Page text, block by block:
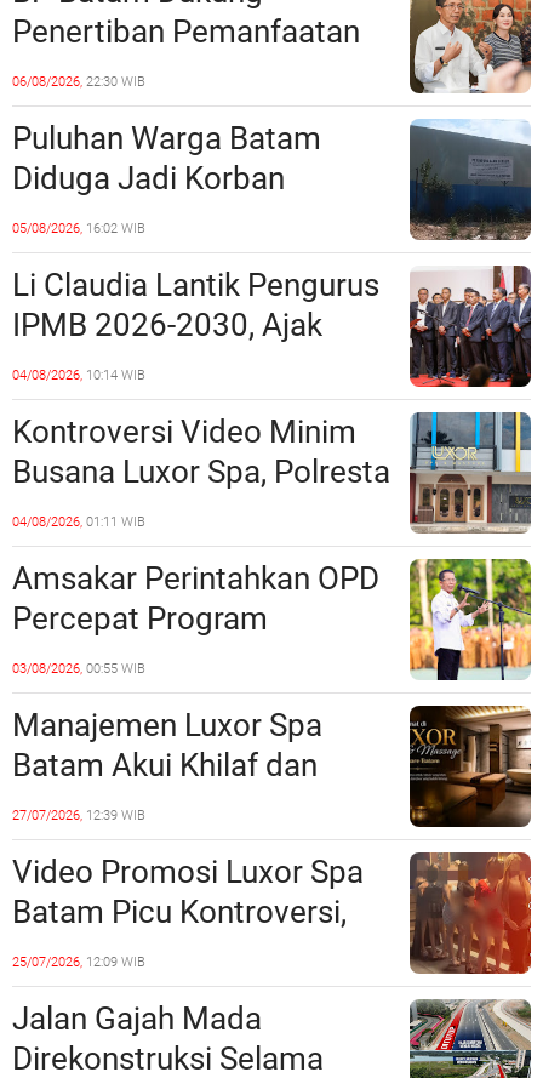
Penertiban Pemanfaatan
Ruang Laut Sesuai
Ketentuan Peraturan
Perundang-undangan
06/08/2026, 22:30 WIB
Puluhan Warga Batam
Diduga Jadi Korban
Penipuan Kavling Hingga
Miliaran Rupiah, Laporan ke
Polda Kepri Jalan di
Tempat?
05/08/2026, 16:02 WIB
Li Claudia Lantik Pengurus
IPMB 2026-2030, Ajak
Perkuat Kerukunan dan
Sinergi dengan Pemko
Batam
04/08/2026, 10:14 WIB
Kontroversi Video Minim
Busana Luxor Spa, Polresta
Barelang Usut Tuntas
Unsur Pelanggaran Hukum
04/08/2026, 01:11 WIB
Amsakar Perintahkan OPD
Percepat Program
Prioritas, Targetkan
Realisasi Pembangunan
Lampaui 50 Persen
03/08/2026, 00:55 WIB
Manajemen Luxor Spa
Batam Akui Khilaf dan
Minta Maaf, Konten
Langsung Di-Takedown
27/07/2026, 12:39 WIB
Video Promosi Luxor Spa
Batam Picu Kontroversi,
Dinilai Bermuatan Sensual
25/07/2026, 12:09 WIB
Jalan Gajah Mada
Direkonstruksi Selama